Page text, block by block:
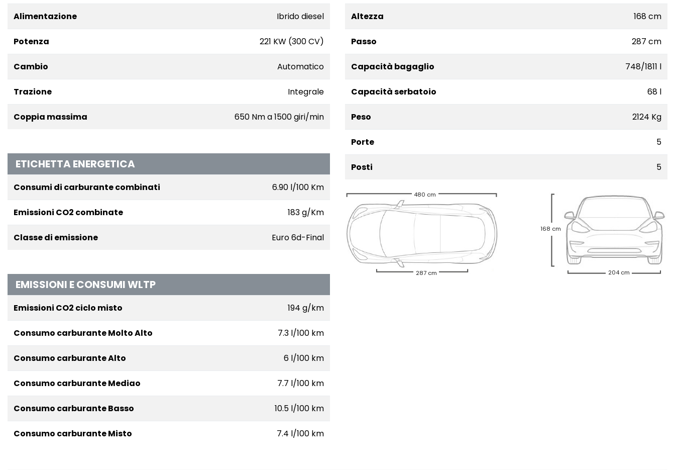
Alimentazione Ibrido diesel
Potenza 221 KW (300 CV)
Cambio Automatico
Trazione Integrale
Coppia massima 650 Nm a 1500 giri/min
ETICHETTA ENERGETICA
Consumi di carburante combinati 6.90 l/100 Km
Emissioni CO2 combinate 183 g/Km
Classe di emissione Euro 6d-Final
EMISSIONI E CONSUMI WLTP
Emissioni CO2 ciclo misto 194 g/km
Consumo carburante Molto Alto 7.3 l/100 km
Consumo carburante Alto 6 l/100 km
Consumo carburante Mediao 7.7 l/100 km
Consumo carburante Basso 10.5 l/100 km
Consumo carburante Misto 7.4 l/100 km
Altezza 168 cm
Passo 287 cm
Capacità bagaglio 748/1811 l
Capacità serbatoio 68 l
Peso 2124 Kg
Porte 5
Posti 5
480 cm
287 cm
168 cm
204 cm